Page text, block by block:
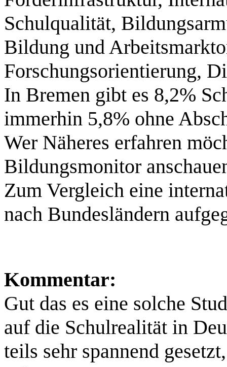
Schulqualität,
Bildung und
Forschungsorientierung,
In Bremen gibt es 8,2%
immerhin 5,8% ohne
Wer Näheres erfahren
Bildungsmonitor
Zum Vergleich eine
nach Bundesländern
Kommentar:
Gut das es eine solche
auf die Schulrealität in
teils sehr spannend